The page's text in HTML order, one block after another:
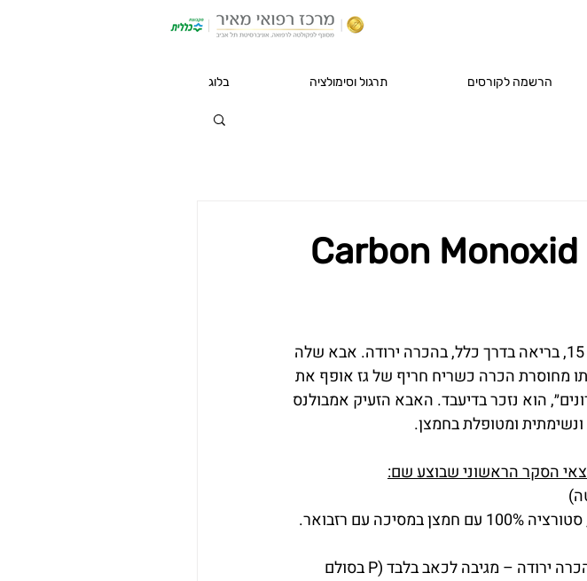
הרשמה לקורסים תרגול וסימולציה בלוג
באחת המשמרות החורפיות הובהלה לחדר המיון נערה בת 15, בריאה בדרך כלל, בהכרה ירודה. אבא שלה
מחוסרת הכרה כשריח חריף של גז אופף את
הוא נזכר בדיעבד. האבא הזעיק אמבולנס
ומטופלת בחמצן.
הסקר הראשוני שבוצע שם:
עם רזבואר.
אישונים שווים ומגיבים לאור, גלוקוז 138 מ"ג לד"ל, הכרה ירודה – מגיבה לכאב בלבד (P בסולם